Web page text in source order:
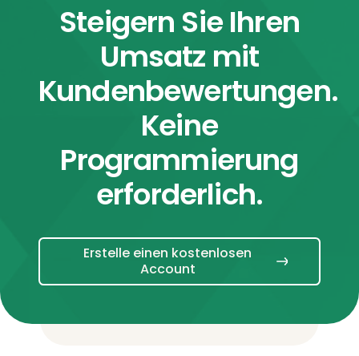
Steigern Sie Ihren
Umsatz mit
Kundenbewertungen.
Keine
Programmierung
erforderlich.
Erstelle einen kostenlosen
Account